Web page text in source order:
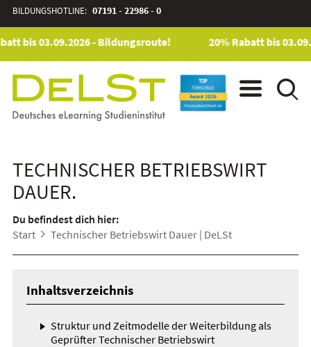
BILDUNGSHOTLINE: 07191 - 22986 - 0
bis 03.09.2026 - Bildungsroute! 20% Rabatt bis
TECHNISCHER BETRIEBSWIRT
DAUER.
Du befindest dich hier:
Start
Technischer Betriebswirt Dauer | DeLSt
Inhaltsverzeichnis
Struktur und Zeitmodelle der Weiterbildung als
Geprüfter Technischer Betriebswirt